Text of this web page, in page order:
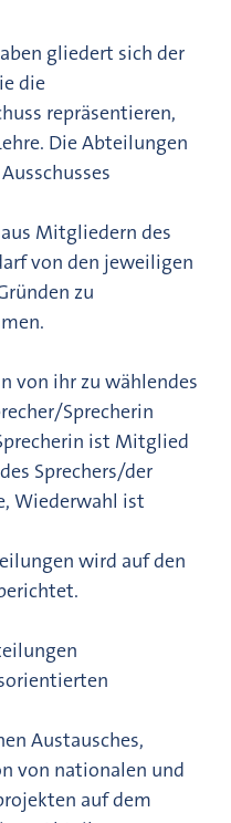
gliedert sich der
die
repräsentieren,
Die Abteilungen
Mitgliedern des
von den jeweiligen
zu
von ihr zu wählendes
Sprecherin
ist Mitglied
Sprechers/der
Wiederwahl ist
wird auf den
Austausches,
von nationalen und
auf dem